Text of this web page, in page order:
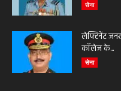
सेना
लेफ्टिनेंट
कॉलेज के...
सेना